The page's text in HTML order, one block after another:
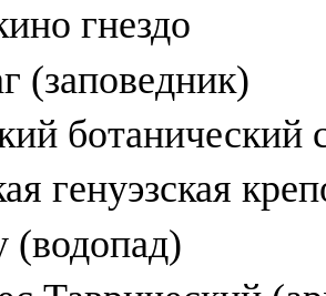
гнездо
(заповедник)
ботанический
генуэзская
(водопад)